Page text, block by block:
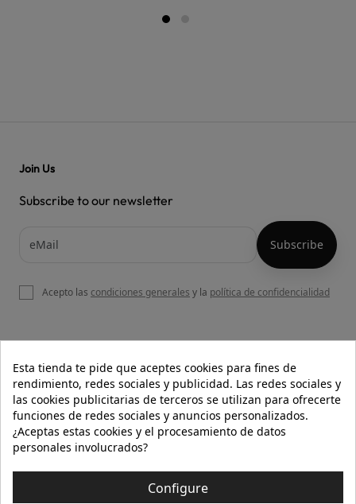
OUR WEBSITE
HELP
INFORMATION 
Join Us
Subscribe to our newsletter
Acepto las condiciones generales y la política de confidencialidad
Esta tienda te pide que aceptes cookies para fines de
rendimiento, redes sociales y publicidad. Las redes sociales y
las cookies publicitarias de terceros se utilizan para ofrecerte
funciones de redes sociales y anuncios personalizados.
¿Aceptas estas cookies y el procesamiento de datos
personales involucrados?
Configure